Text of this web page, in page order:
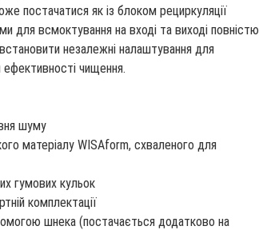
постачатися як із блоком рециркуляції
для всмоктування на вході та виході повністю
незалежні налаштування для
чищення.
шуму
матеріалу WISAform, схваленого для
гумових кульок
комплектації
шнека (постачається додатково на